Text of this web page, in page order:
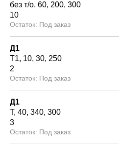
без т/о 60 200 300
10
Под заказ
Д1
Т1 10 30 250
2
Под заказ
Д1
Т 40 340 300
3
Под заказ